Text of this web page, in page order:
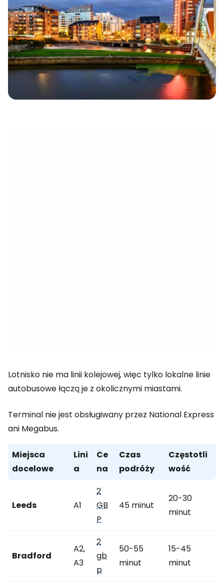
Lotnisko nie ma linii kolejowej, więc tylko lokalne linie
autobusowe łączą je z okolicznymi miastami.
Terminal nie jest obsługiwany przez National Express
ani Megabus.
Miejsca
docelowe
Lini
a
Ce
na
Czas
podróży
Częstotli
wość
Leeds A1
2
GB
P
45 minut
20-30
minut
Bradford
A2,
A3
2
gb
p
50-55
minut
15-45
minut